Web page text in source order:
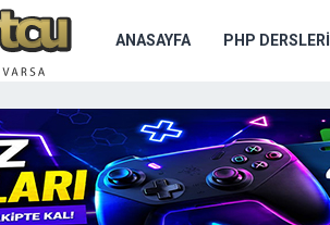
ANASAYFA PHP DERSLERI